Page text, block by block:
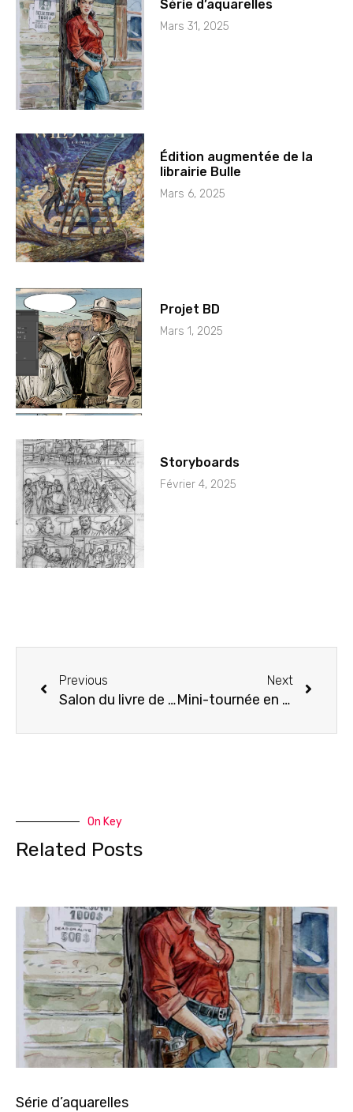
Série d’aquarelles
Mars 31, 2025
Édition augmentée de la
librairie Bulle
Mars 6, 2025
Projet BD
Mars 1, 2025
Storyboards
Février 4, 2025
Previous
Salon du livre de Rimouski
Next
Mini-tournée en Belgique
On Key
Related Posts
Série d’aquarelles